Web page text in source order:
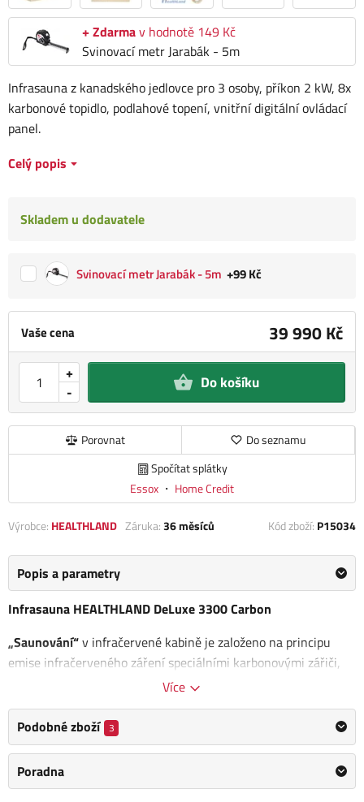
+ Zdarmav hodnotě 149 Kč
Svinovací metr Jarabák - 5m
Vaše cena 39 990 Kč
-
+ Do košíku
Porovnat
Do seznamu
Spočítat splátky
Essox ・ Home Credit
Infrasauna z kanadského jedlovce pro 3 osoby, příkon 2 kW, 8x
karbonové topidlo, podlahové topení, vnitřní digitální ovládací
panel.
Celý popis
Skladem u dodavatele
Svinovací metr Jarabák - 5m +99 Kč
Výrobce: HEALTHLAND Záruka:36 měsíců Kód zboží: P15034
Popis a parametry
Infrasauna HEALTHLAND DeLuxe 3300 Carbon
„Saunování“v infračervené kabině je založeno na principu
emise infračerveného záření speciálními karbonovými zářiči,
které si nechal patentovat dr. Tadaschi Ishikawa v Japonsku již
svalové tkáně a k intenzivnímu pocení dochází již při teplotě
okolo 50 °C v prostředí, které nezatěžuje organismus.
Po celou dobu pobytu v kabině dýcháte
vzduch o teplotě 20 až
Více
Podobné zboží 3
Poradna